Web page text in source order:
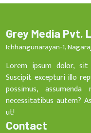
Grey Media Pvt.
Ichhangunarayan-1,
Lorem ipsum dolor,
Suscipit excepturi illo
possimus,
necessitatibus autem?
ut!
Contact